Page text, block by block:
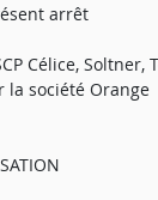
arrêt
Célice, Soltner,
la société Orange